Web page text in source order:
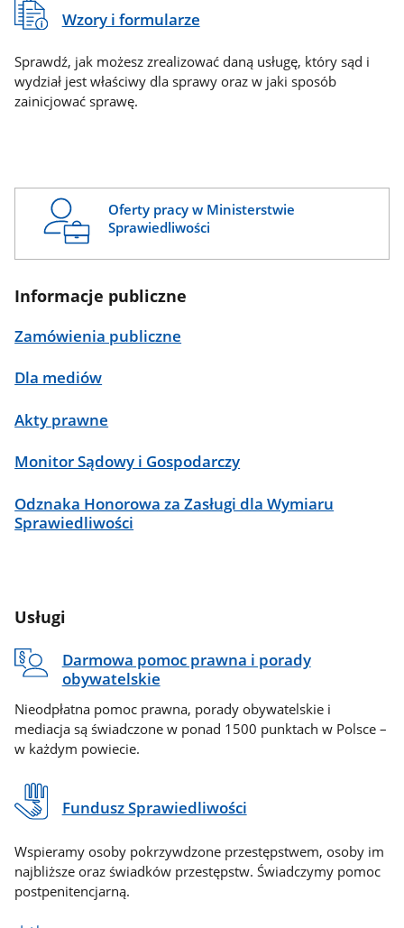
Wzory i formularze
Sprawdź, jak możesz zrealizować daną usługę, który sąd i
wydział jest właściwy dla sprawy oraz w jaki sposób
zainicjować sprawę.
Oferty pracy w Ministerstwie
Sprawiedliwości
Informacje publiczne
Zamówienia publiczne
Dla mediów
Akty prawne
Monitor Sądowy i Gospodarczy
Odznaka Honorowa za Zasługi dla Wymiaru
Sprawiedliwości
Usługi
Darmowa pomoc prawna i porady
obywatelskie
Nieodpłatna pomoc prawna, porady obywatelskie i
mediacja są świadczone w ponad 1500 punktach w Polsce –
w każdym powiecie.
Fundusz Sprawiedliwości
Wspieramy osoby pokrzywdzone przestępstwem, osoby im
najbliższe oraz świadków przestępstw. Świadczymy pomoc
postpenitencjarną.